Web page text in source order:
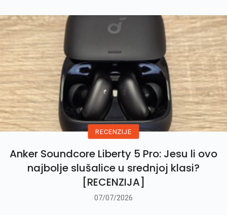
RECENZIJE
Anker Soundcore Liberty 5 Pro: Jesu li ovo
najbolje slušalice u srednjoj klasi?
[RECENZIJA]
07/07/2026